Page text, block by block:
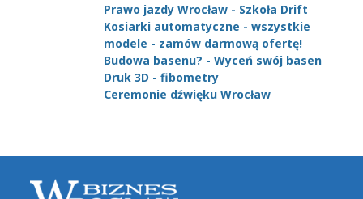
Prawo jazdy Wrocław - Szkoła Drift
Kosiarki automatyczne - wszystkie
modele - zamów darmową ofertę!
Budowa basenu? - Wyceń swój basen
Druk 3D - fibometry
Ceremonie dźwięku Wrocław